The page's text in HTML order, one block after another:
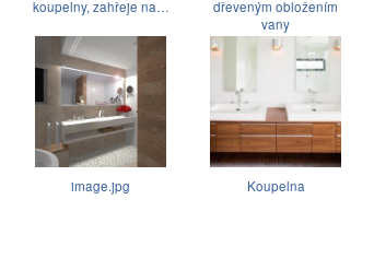
koupelny, zahřeje na…
dřeveným obložením
vany
image.jpg Koupelna